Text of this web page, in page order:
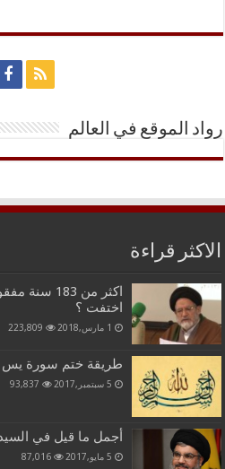
رواد الموقع في العالم
الاكثر قراءة
اكثر من
اختفت ؟
1 مارس,2018 223,809
طريقة ختم سورة يس
5 سبتمبر,2017 93,837
أجمل ما قيل في
5 مايو,2017 87,016